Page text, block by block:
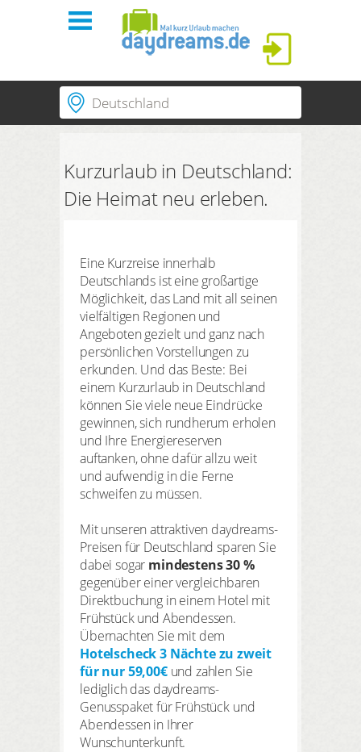
Einloggen
ANMELDEN
HIER REGISTRIEREN
Startseite
Themen
Shop
daydreams Profil
Meine Daten
Meine Buchungen
Meine Produkte
Meine Hotels
ANMELDEN
3 Nächte
Anzahl Reisende | Zimmer
2Erwachsene, 0Kinder 1Zimmer
SUCHEN
Kurzurlaub in Deutschland:
Die Heimat neu erleben.
Eine Kurzreise innerhalb
Deutschlands ist eine großartige
Möglichkeit, das Land mit all seinen
vielfältigen Regionen und
Angeboten gezielt und ganz nach
persönlichen Vorstellungen zu
erkunden. Und das Beste: Bei
einem Kurzurlaub in Deutschland
können Sie viele neue Eindrücke
gewinnen, sich rundherum erholen
und Ihre Energiereserven
auftanken, ohne dafür allzu weit
und aufwendig in die Ferne
schweifen zu müssen.
Mit unseren attraktiven daydreams-
Preisen für Deutschland sparen Sie
dabei sogar mindestens 30 %
gegenüber einer vergleichbaren
Direktbuchung in einem Hotel mit
Frühstück und Abendessen.
Übernachten Sie mit dem
Hotelscheck 3 Nächte zu zweit
für nur 59,00€und zahlen Sie
lediglich das daydreams-
Genusspaket für Frühstück und
Abendessen in Ihrer
Wunschunterkunft.